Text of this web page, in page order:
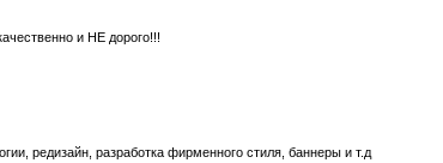
и НЕ дорого!!!
редизайн, разработка фирменного стиля, баннеры и т.д